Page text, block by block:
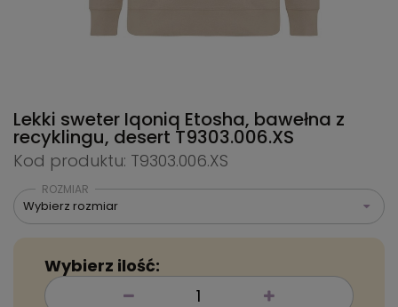
Lekki sweter Iqoniq Etosha, bawełna z
recyklingu, desert T9303.006.XS
Kod produktu: T9303.006.XS
ROZMIAR
Wybierz rozmiar
Wybierz ilość: